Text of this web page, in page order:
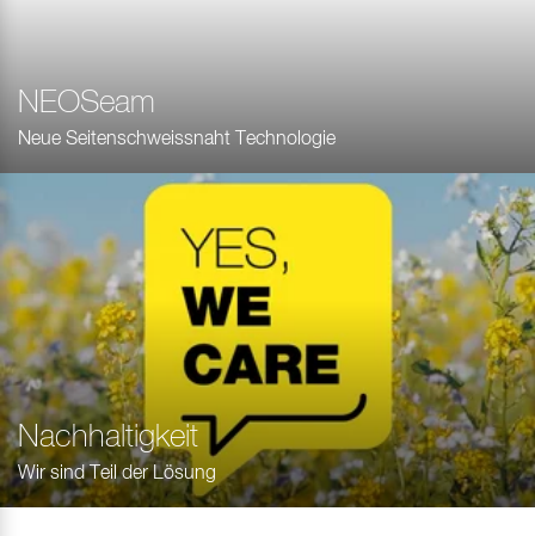
NEOSeam
Neue Seitenschweissnaht Technologie
Nachhaltigkeit
Wir sind Teil der Lösung